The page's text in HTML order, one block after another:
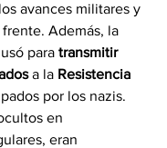
avances militares y
Además, la
para transmitir
a la Resistencia
por los nazis.
en
eran